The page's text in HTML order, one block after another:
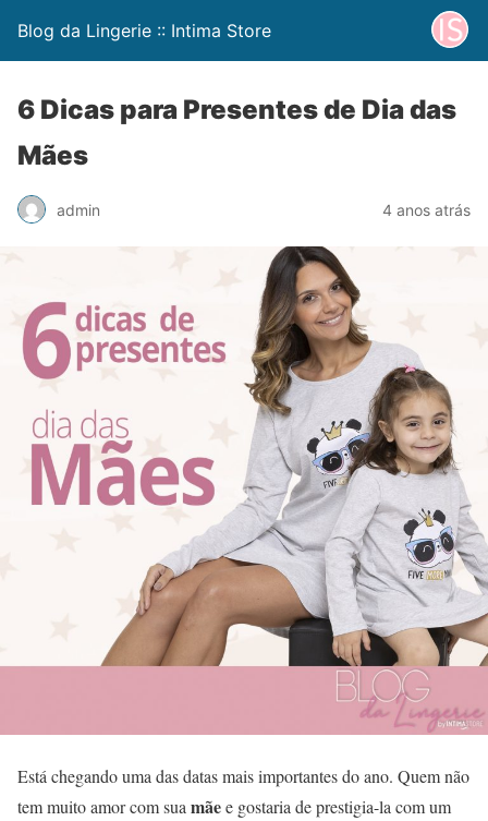
Blog da Lingerie :: Intima Store
6 Dicas para Presentes de Dia das
Mães
admin 4 anos atrás
Está chegando uma das datas mais importantes do ano. Quem não
tem muito amor com sua mãee gostaria de prestigia-la com um